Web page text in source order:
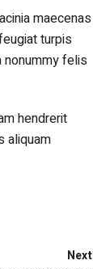
maecenas
turpis
felis
hendrerit
aliquam
Next